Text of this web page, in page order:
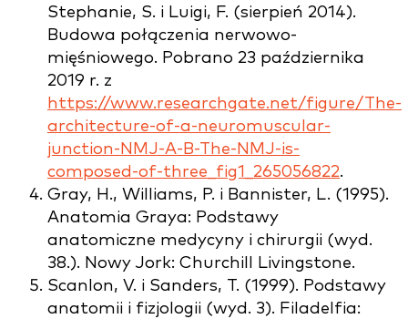
Stephanie, S. i Luigi, F. (sierpień 2014).
Budowa połączenia nerwowo-
mięśniowego. Pobrano 23 października
2019 r. z
https://www.researchgate.net/figure/The-
architecture-of-a-neuromuscular-
junction-NMJ-A-B-The-NMJ-is-
composed-of-three_fig1_265056822.
Gray, H., Williams, P. i Bannister, L. (1995).
Anatomia Graya: Podstawy
anatomiczne medycyny i chirurgii (wyd.
38.). Nowy Jork: Churchill Livingstone.
Scanlon, V. i Sanders, T. (1999). Podstawy
anatomii i fizjologii (wyd. 3). Filadelfia: